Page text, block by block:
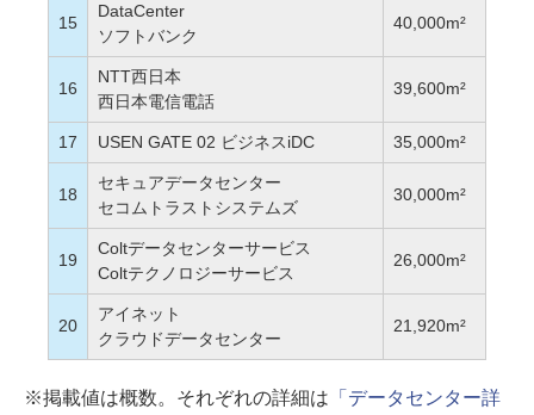
15
DataCenter
ソフトバンク
40,000m²
16
NTT西日本
西日本電信電話
39,600m²
17 USEN GATE 02 ビジネスiDC 35,000m²
18
セキュアデータセンター
セコムトラストシステムズ
30,000m²
19
Coltデータセンターサービス
Coltテクノロジーサービス
26,000m²
20
アイネット
クラウドデータセンター
21,920m²
※掲載値は概数。それぞれの詳細は 「データセンター詳